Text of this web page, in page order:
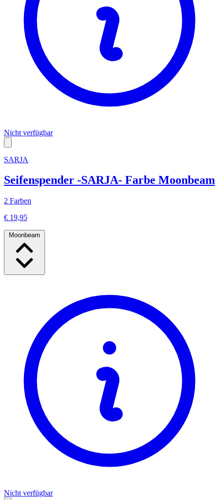
Nicht verfügbar
SARJA
Seifenspender -SARJA- Farbe Moonbeam
2 Farben
€ 19,95
Moonbeam
Nicht verfügbar